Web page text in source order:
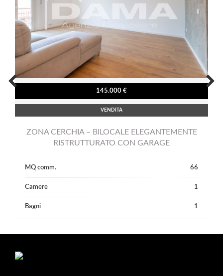
145.000 €
VENDITA
ZONA CERCHIA – BILOCALE ELEGANTEMENTE
RISTRUTTURATO CON GARAGE
MQ comm. 66
Camere 1
Bagni 1